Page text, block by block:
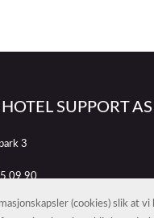
SUPPORT AS
3
09 90
(cookies) slik at vi